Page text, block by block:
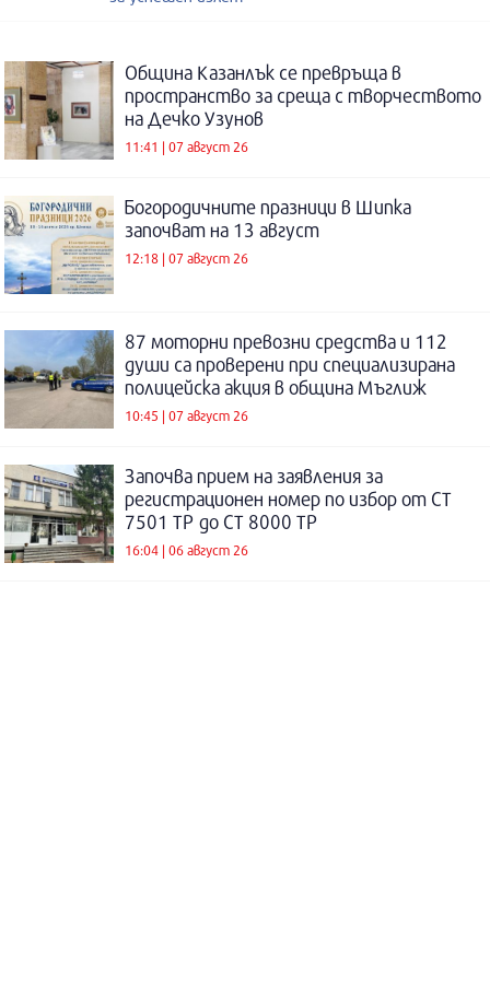
Община Казанлък се превръща в
пространство за среща с творчеството
на Дечко Узунов
11:41 | 07 август 26
Богородичните празници в Шипка
започват на 13 август
12:18 | 07 август 26
87 моторни превозни средства и 112
души са проверени при специализирана
полицейска акция в община Мъглиж
10:45 | 07 август 26
Започва прием на заявления за
регистрационен номер по избор от СТ
7501 ТР до СТ 8000 ТР
16:04 | 06 август 26